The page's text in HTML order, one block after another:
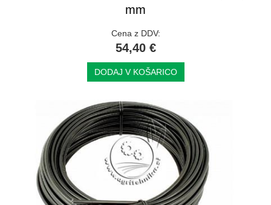
mm
Cena z DDV:
54,40 €
DODAJ V KOŠARICO